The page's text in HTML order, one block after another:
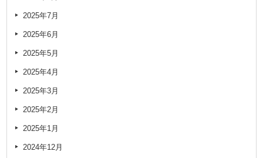
2025年7月
2025年6月
2025年5月
2025年4月
2025年3月
2025年2月
2025年1月
2024年12月